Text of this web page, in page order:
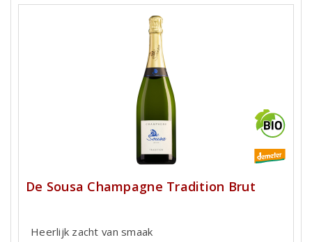
De Sousa Champagne Tradition Brut
Heerlijk zacht van smaak